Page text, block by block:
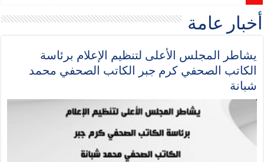
أخبار عامة
يشاطر المجلس الأعلى لتنظيم الإعلام برئاسة
الكاتب الصحفي كرم جبر الكاتب الصحفي محمد
شبانة